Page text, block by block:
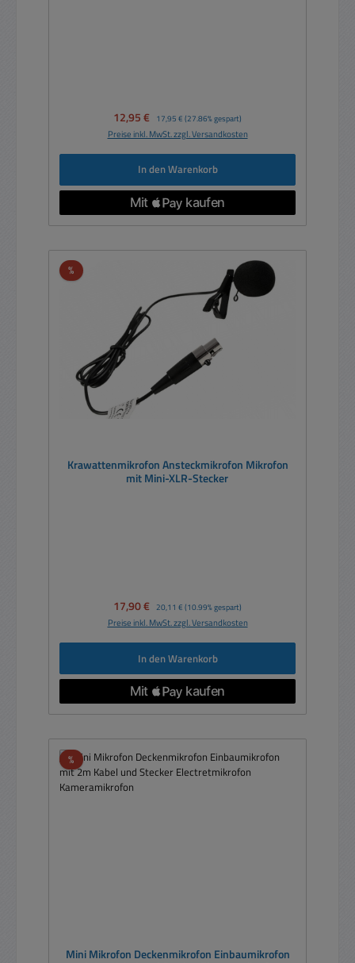
Verkaufspreis:
12,95 € Regulärer Preis:
17,95 € (27.86% gespart)
Preise inkl. MwSt. zzgl. Versandkosten
In den Warenkorb
%Rabatt
Krawattenmikrofon Ansteckmikrofon Mikrofon
mit Mini-XLR-Stecker
Verkaufspreis:
17,90 € Regulärer Preis:
20,11 € (10.99% gespart)
Preise inkl. MwSt. zzgl. Versandkosten
In den Warenkorb
%Rabatt
Mini Mikrofon Deckenmikrofon Einbaumikrofon